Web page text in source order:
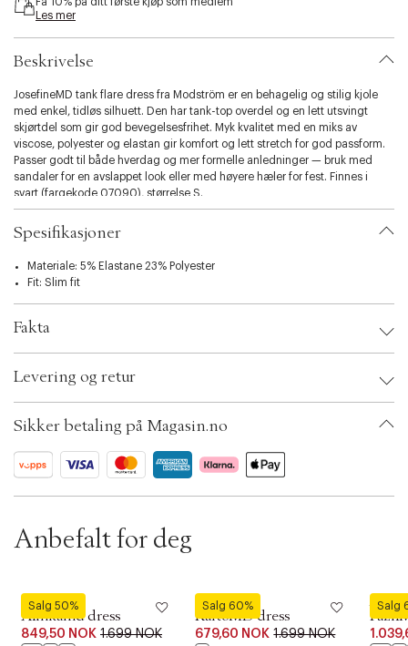
i
t
i
o
.
s
e
l
e
c
t
o
j
n
Les mer
Beskrivelse
JosefineMD tank flare dress fra Modström er en behagelig og stilig kjole
med enkel, tidløs silhuett. Den har tank-top overdel og en lett utsvingt
skjørtdel som gir god bevegelsesfrihet. Myk kvalitet med en miks av
viscose, polyester og elastan gir komfort og lett stretch for god passform.
Passer godt til både hverdag og mer formelle anledninger — bruk med
sandaler for en avslappet look eller med høyere hæler for fest. Finnes i
svart (fargekode 07090), størrelse S.
Spesifikasjoner
Materiale: 5% Elastane 23% Polyester
Fit: Slim fit
Fakta
EAN: 5714980390468
Ax numbers: 06644344, 06644343, 06347758
ID: BKKV53-0C9M
Levering og retur
Sikker betaling på Magasin.no
Anbefalt for deg
Salg 50%
Modström
Alinkamd dress
849,50 NOK 1.699 NOK
Salg 60%
Modström
KaitoMD dress
679,60 NOK 1.699 NOK
Salg
Forrige